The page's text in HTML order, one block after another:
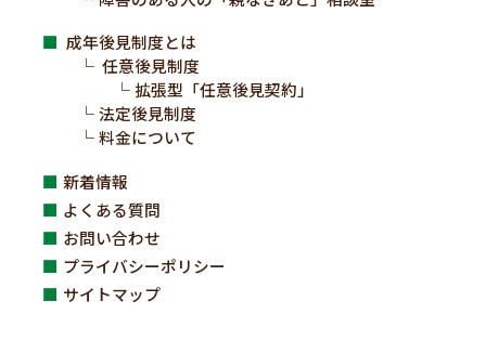
成年後見制度とは
任意後見制度
拡張型「任意後見契約」
法定後見制度
料金について
新着情報
よくある質問
お問い合わせ
プライバシーポリシー
サイトマップ